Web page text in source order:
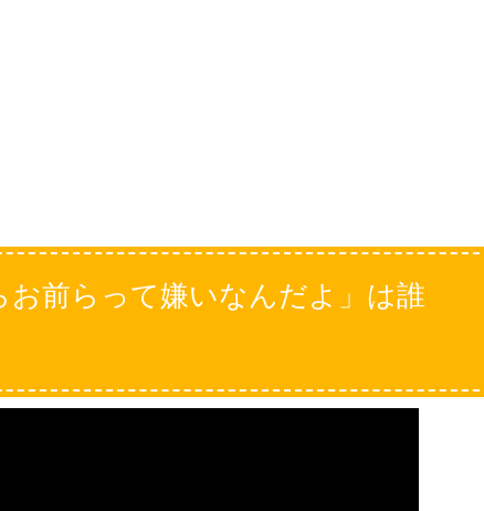
前らって嫌いなんだよ」は誰